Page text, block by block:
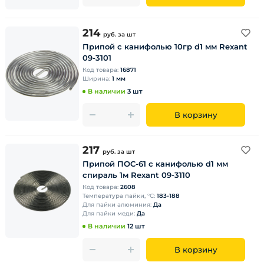
214 руб. за шт
Припой с канифолью 10гр d1 мм Rexant
09-3101
Код товара: 16871
Ширина: 1 мм
В наличии 3 шт
В корзину
217 руб. за шт
Припой ПОС-61 с канифолью d1 мм
спираль 1м Rexant 09-3110
Код товара: 2608
Температура пайки, °С: 183-188
Для пайки алюминия: Да
Для пайки меди: Да
В наличии 12 шт
В корзину